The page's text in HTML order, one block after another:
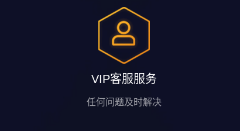
VIP客服服务
任何问题及时解决